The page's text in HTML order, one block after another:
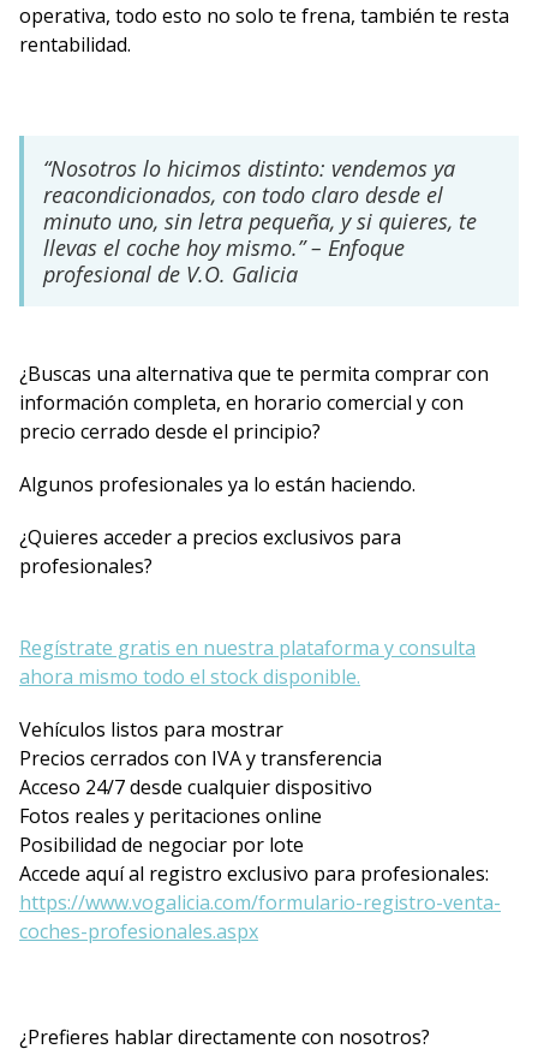
operativa, todo esto no solo te frena, también te resta
rentabilidad.
“Nosotros lo hicimos distinto: vendemos ya
reacondicionados, con todo claro desde el
minuto uno, sin letra pequeña, y si quieres, te
llevas el coche hoy mismo.” – Enfoque
profesional de V.O. Galicia
¿Buscas una alternativa que te permita comprar con
información completa, en horario comercial y con
precio cerrado desde el principio?
Algunos profesionales ya lo están haciendo.
¿Quieres acceder a precios exclusivos para
profesionales?
Regístrate gratis en nuestra plataforma y consulta
ahora mismo todo el stock disponible.
Vehículos listos para mostrar
Precios cerrados con IVA y transferencia
Acceso 24/7 desde cualquier dispositivo
Fotos reales y peritaciones online
Posibilidad de negociar por lote
Accede aquí al registro exclusivo para profesionales:
https://www.vogalicia.com/formulario-registro-venta-
coches-profesionales.aspx
¿Prefieres hablar directamente con nosotros?